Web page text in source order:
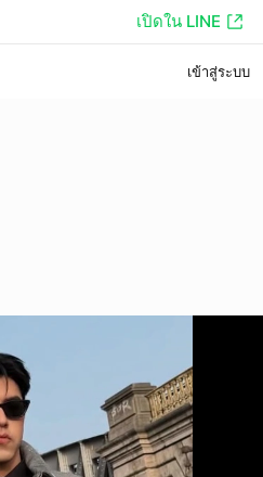
เปิดใน LINE
เข้าสู่ระบบ